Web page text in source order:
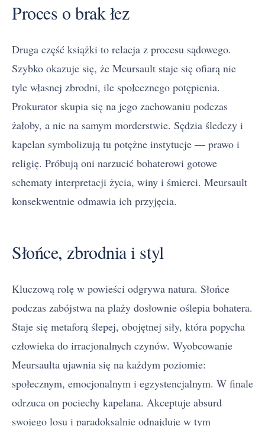
Proces o brak łez
Druga część książki to relacja z procesu sądowego.
Szybko okazuje się, że Meursault staje się ofiarą nie
tyle własnej zbrodni, ile społecznego potępienia.
Prokurator skupia się na jego zachowaniu podczas
żałoby, a nie na samym morderstwie. Sędzia śledczy i
kapelan symbolizują tu potężne instytucje — prawo i
religię. Próbują oni narzucić bohaterowi gotowe
schematy interpretacji życia, winy i śmierci. Meursault
konsekwentnie odmawia ich przyjęcia.
Słońce, zbrodnia i styl
Kluczową rolę w powieści odgrywa natura. Słońce
podczas zabójstwa na plaży dosłownie oślepia bohatera.
Staje się metaforą ślepej, obojętnej siły, która popycha
człowieka do irracjonalnych czynów. Wyobcowanie
Meursaulta ujawnia się na każdym poziomie:
społecznym, emocjonalnym i egzystencjalnym. W finale
odrzuca on pociechy kapelana. Akceptuje absurd
swojego losu i paradoksalnie odnajduje w tym